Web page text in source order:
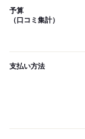
予算
（口コミ集計）
支払い方法